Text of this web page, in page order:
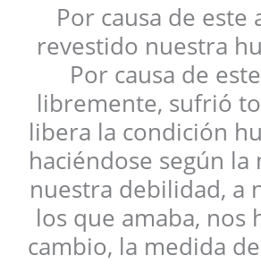
Por causa de este
revestido nuestra
Por causa de
libremente, sufrió
libera la condición
haciéndose según la
nuestra debilidad, a
los que amaba, nos
cambio, la medida